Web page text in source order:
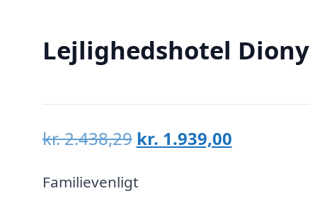
Lejlighedshotel
kr.2.438,29 Den
pris
kr. 1.939,00Den
Familievenligt